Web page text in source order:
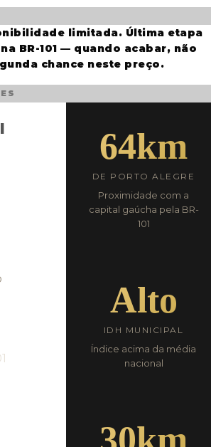
limitada. Última etapa
BR-101 — quando acabar, não
chance neste preço.
64km
DE PORTO ALEGRE
Proximidade com a
capital gaúcha pela BR-
101
Alto
IDH MUNICIPAL
Índice acima da média
nacional